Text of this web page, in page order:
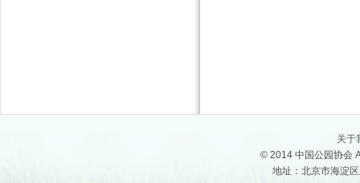
关于
© 2014 中国公园协会
地址：北京市海淀